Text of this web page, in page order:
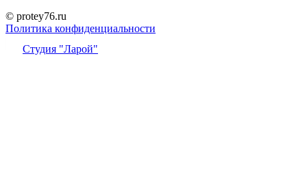
© protey76.ru
Политика конфиденциальности
Студия "Ларой"